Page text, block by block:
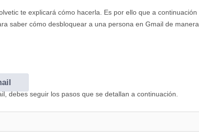
te explicará cómo hacerla. Es por ello que a continuación
saber cómo desbloquear a una persona en Gmail de manera
debes seguir los pasos que se detallan a continuación.